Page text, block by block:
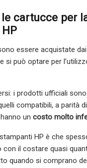
cartucce per
essere acquistate
si può optare per
i prodotti ufficiali
compatibili, a parità
un costo molto
HP è che
con il costare quasi
quando si comprano